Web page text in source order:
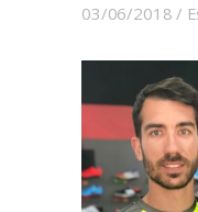
03/06/2018